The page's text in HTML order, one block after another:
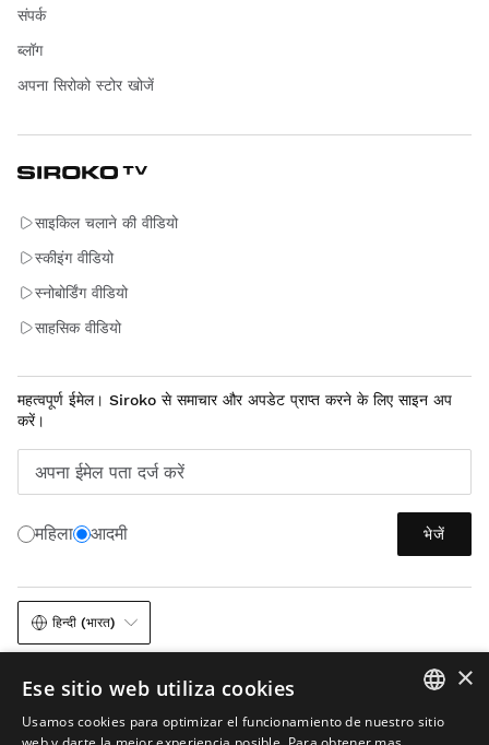
संपर्क
ब्लॉग
अपना सिरोको स्टोर खोजें
साइकिल चलाने की वीडियो
स्कीइंग वीडियो
स्नोबोर्डिंग वीडियो
साहसिक वीडियो
महत्वपूर्ण ईमेल। Siroko से समाचार और अपडेट प्राप्त करने के लिए साइन अप
करें।
अपना ईमेल पता दर्ज करें
महिला आदमी भेजें
हिन्दी (भारत)
SPANISH
×
Ese sitio web utiliza cookies
Usamos cookies para optimizar el funcionamiento de nuestro sitio